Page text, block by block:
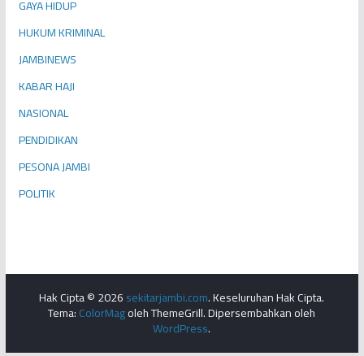
GAYA HIDUP
HUKUM KRIMINAL
JAMBINEWS
KABAR HAJI
NASIONAL
PENDIDIKAN
PESONA JAMBI
POLITIK
Hak Cipta © 2026sekitarjambi.com. Keseluruhan Hak Cipta.
Tema:ColorMagoleh ThemeGrill. Dipersembahkan oleh
WordPress.